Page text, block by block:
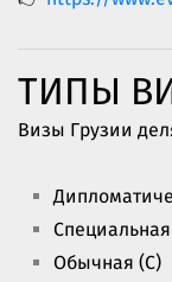
ТИПЫ
Визы Грузии
Обычная (C)